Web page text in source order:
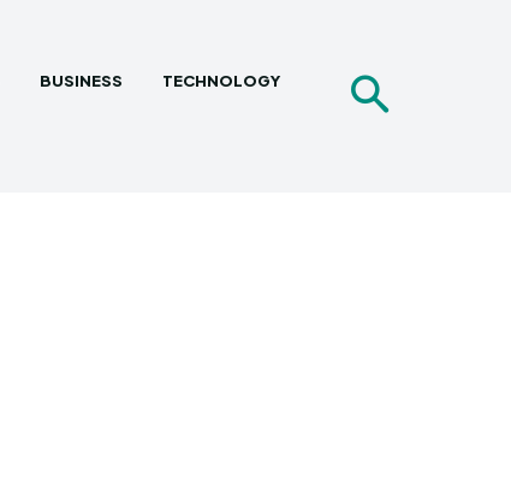
BUSINESS
TECHNOLOGY